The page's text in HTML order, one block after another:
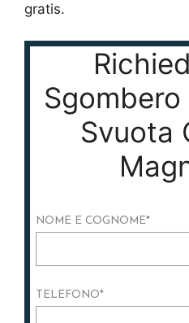
gratis.
Svuota
NOME E COGNOME*
TELEFONO*